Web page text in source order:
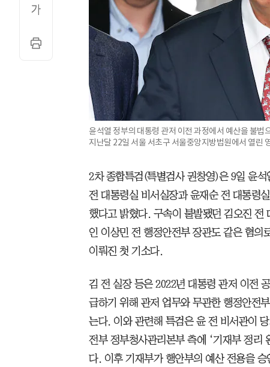
윤석열 정부의 대통령 관저 이전 과정에서 예산을 불
지난달 22일 서울 서초구 서울중앙지방법원에서 열린
2차 종합특검(특별검사 권창영)은 9일 윤
전 대통령실 비서실장과 윤재순 전 대통령
했다고 밝혔다. 구속이 불발됐던 김오진 전
인 이상민 전 행정안전부 장관도 같은 혐의
이뤄진 첫 기소다.
김 전 실장 등은 2022년 대통령 관저 이전
급하기 위해 관저 업무와 무관한 행정안전
는다. 이와 관련해 특검은 윤 전 비서관이
전부 정부청사관리본부 측에 ‘기재부 정리
다. 이후 기재부가 행안부의 예산 전용을